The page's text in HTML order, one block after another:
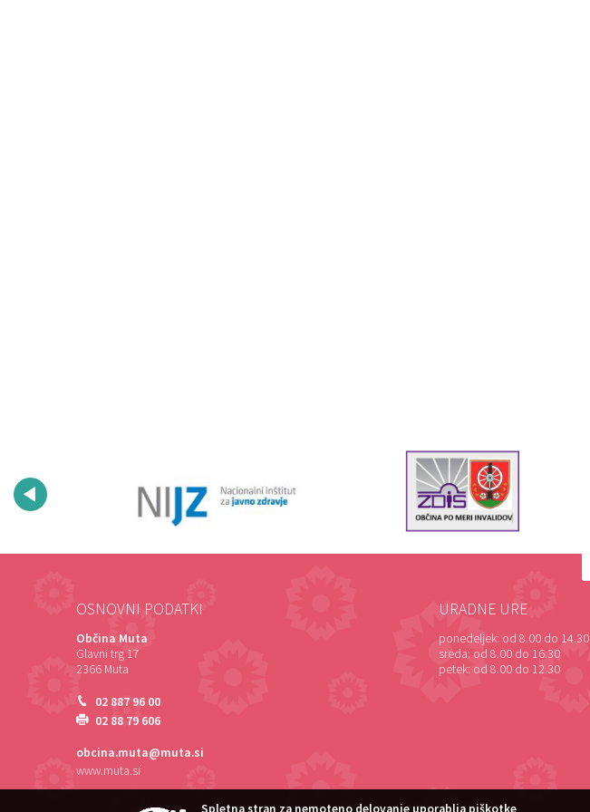
OSNOVNI PODATKI
Občina Muta
Glavni trg 17
2366 Muta
02 887 96 00
02 88 79 606
obcina.muta@muta.si
www.muta.si
URADNE URE
ponedeljek: od 8.00 do 14.30
sreda: od 8.00 do 16.30
petek: od 8.00 do 12.30
Spletna stran za nemoteno delovanje uporablja piškotke